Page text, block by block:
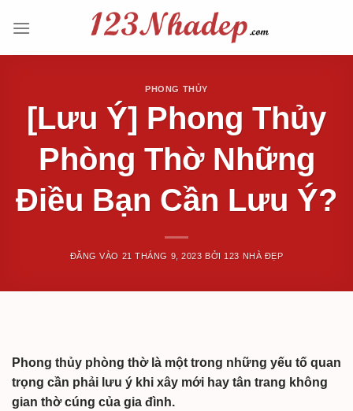
qua
PHONG THỦY
[Lưu Ý] Phong Thủy
Phòng Thờ Những
Điều Bạn Cần Lưu Ý?
ĐĂNG VÀO 21 THÁNG 9, 2023 BỞI 123 NHÀ ĐẸP
Phong thủy phòng thờ là một trong những yếu tố quan
trọng cần phải lưu ý khi xây mới hay tân trang không
gian thờ cúng của gia đình.